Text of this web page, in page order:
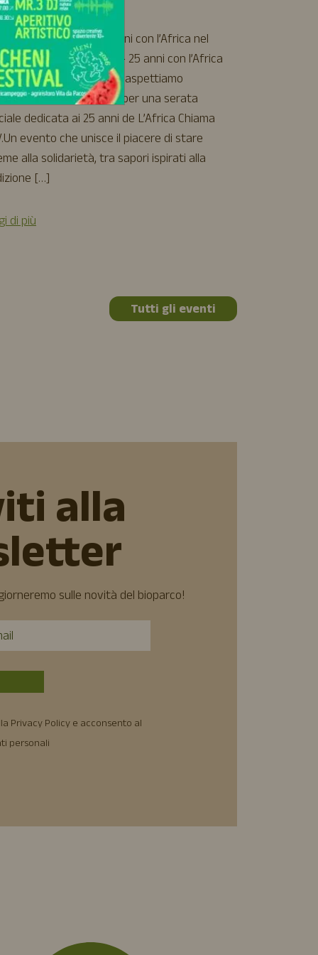
Pacos
Agricena Solidale – 25 anni con l’Africa nel
🌍 Agricena Solidale – 25 anni con l’Africa
6 agosto ti aspettiamo
Vita da Pacos per una serata
dedicata ai 25 anni de L’Africa Chiama
evento che unisce il piacere di stare
alla solidarietà, tra sapori ispirati alla
[…]
di più
Tutti gli eventi
alla
sulle novità del bioparco!
Privacy Policy e acconsento al
personali